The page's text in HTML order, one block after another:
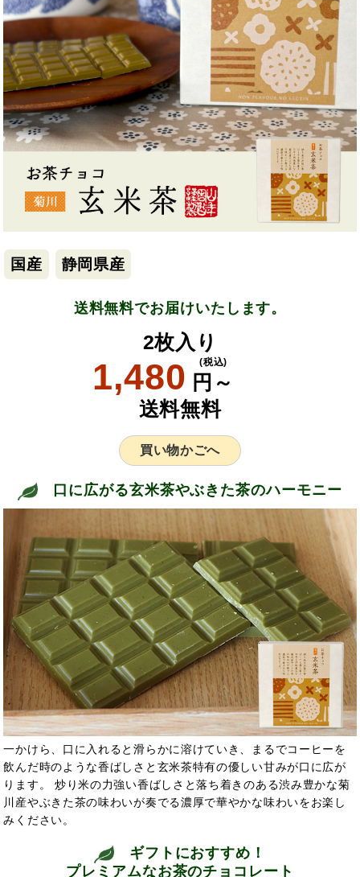
国産 静岡県産
送料無料でお届けいたします。
2枚入り
1,480 円～
(税込)
送料無料
買い物かごへ
口に広がる玄米茶やぶきた茶のハーモニー
一かけら、口に入れると滑らかに溶けていき、まるでコーヒーを
飲んだ時のような香ばしさと玄米茶特有の優しい甘みが口に広が
ります。 炒り米の力強い香ばしさと落ち着きのある渋み豊かな菊
川産やぶきた茶の味わいが奏でる濃厚で華やかな味わいをお楽し
みください。
ギフトにおすすめ！
プレミアムなお茶のチョコレート